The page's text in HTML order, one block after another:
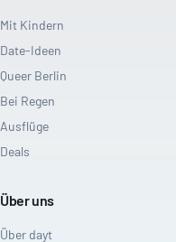
Mit Kindern
Date-Ideen
Queer Berlin
Bei Regen
Ausflüge
Deals
Über uns
Über dayt